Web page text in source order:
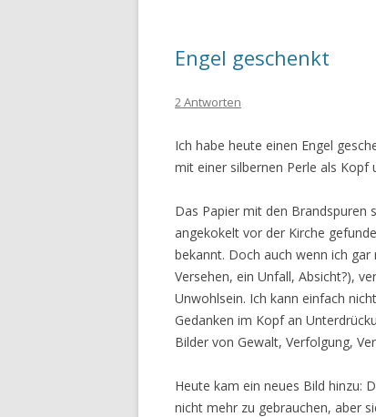
Engel geschenkt
2 Antworten
Ich habe heute einen Engel
mit einer silbernen Perle als Kopf
Das Papier mit den Brandspuren
angekokelt vor der Kirche
bekannt. Doch auch wenn ich
Versehen, ein Unfall, Absicht?),
Unwohlsein. Ich kann einfach nicht
Gedanken im Kopf an
Bilder von Gewalt, Verfolgung,
Heute kam ein neues Bild hinzu:
nicht mehr zu gebrauchen, aber